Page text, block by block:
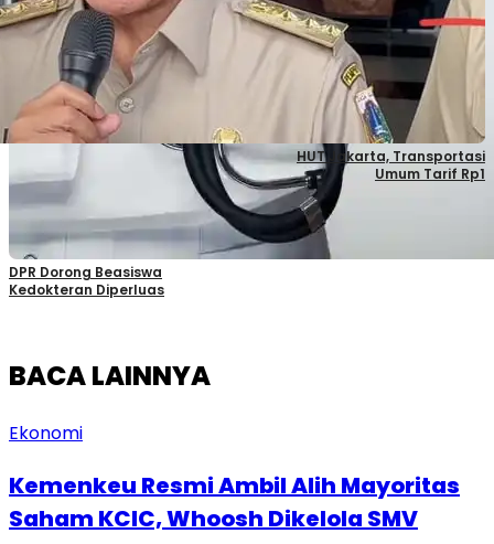
DPR Dorong Beasiswa
Kedokteran Diperluas
HUT Jakarta, Transportasi
Umum Tarif Rp1
BACA LAINNYA
Ekonomi
Kemenkeu Resmi Ambil Alih Mayoritas
Saham KCIC, Whoosh Dikelola SMV